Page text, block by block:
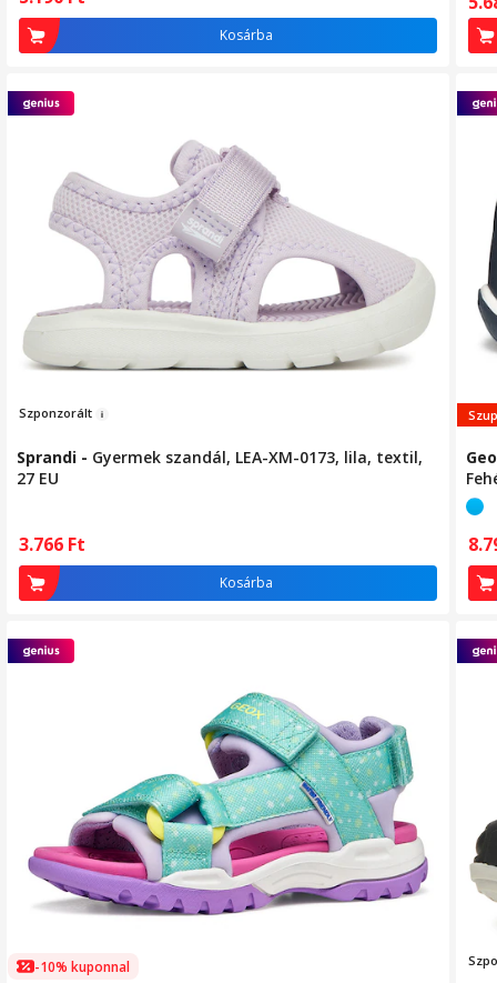
Kosárba
Szponzorált
Sprandi - Gyermek szandál, LEA-XM-0173, lila, textil,
27 EU
3.766 Ft
Kosárba
-10% kuponnal Szpo